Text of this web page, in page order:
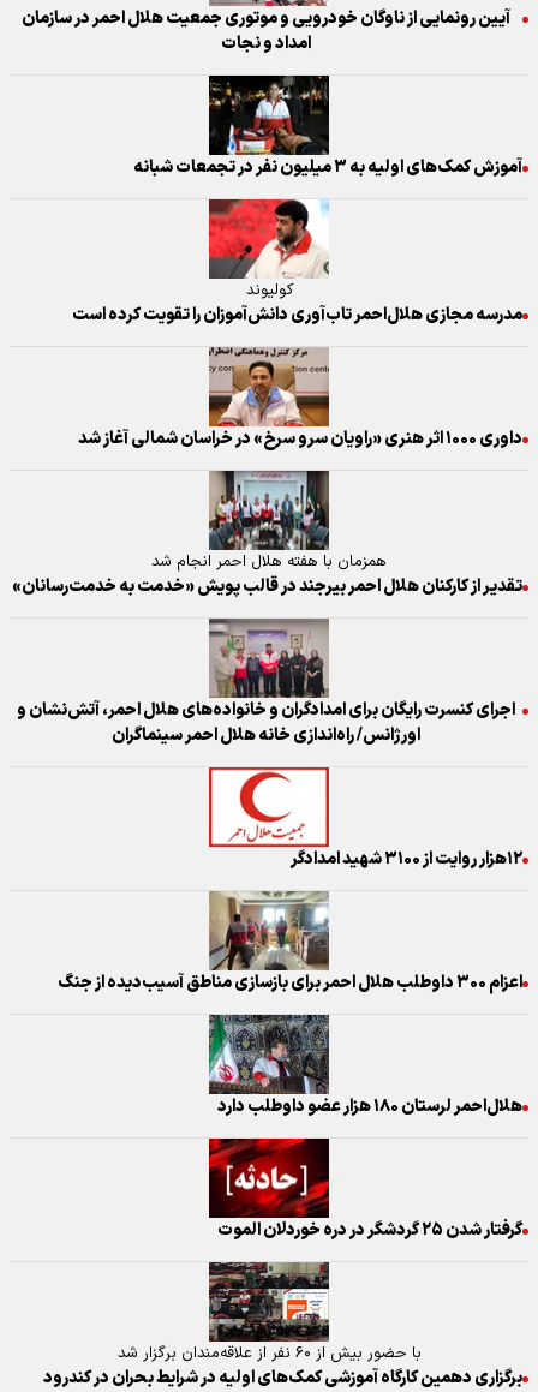
آیین رونمایی از ناوگان خودرویی و موتوری جمعیت هلال احمر در سازمان
امداد و نجات
آموزش کمک‌های اولیه به ۳ میلیون نفر در تجمعات شبانه
کولیوند
مدرسه مجازی هلال‌احمر تاب‌آوری دانش‌آموزان را تقویت کرده است
داوری ۱۰۰۰ اثر هنری «راویان سرو سرخ» در خراسان شمالی آغاز شد
همزمان با هفته هلال احمر انجام شد
تقدیر از کارکنان هلال احمر بیرجند در قالب پویش «خدمت به خدمت‌رسانان»
اجرای کنسرت رایگان برای امدادگران و خانواده‌های هلال احمر، آتش‌نشان و
اورژانس/ راه‌اندازی خانه هلال احمر سینماگران
۱۲هزار روایت از ۳۱۰۰ شهید امدادگر
اعزام ۳۰۰ داوطلب هلال احمر برای بازسازی مناطق آسیب‌دیده از جنگ
هلال‌احمر لرستان ۱۸۰ هزار عضو داوطلب دارد
گرفتار شدن ۲۵ گردشگر در دره خوردلان الموت
با حضور بیش از ۶۰ نفر از علاقه‌مندان برگزار شد
برگزاری دهمین کارگاه آموزشی کمک‌های اولیه در شرایط بحران در کندرود